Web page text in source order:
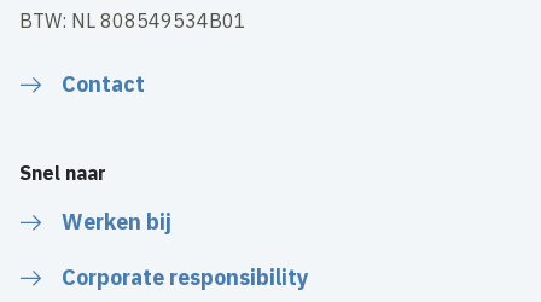
BTW: NL 808549534B01
Contact
Snel naar
Werken bij
Corporate responsibility